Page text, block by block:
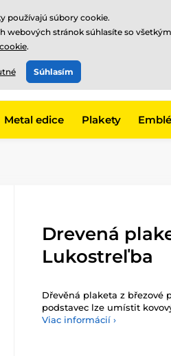
EUR
+421220255160
Metal edice Plakety
Drevená
Lukostreľba
Dřevěná plaketa z březové
podstavec lze umístit
Viac informácií ›
používajú súbory cookie.
webových stránok súhlasíte so
cookie.
Súhlasím